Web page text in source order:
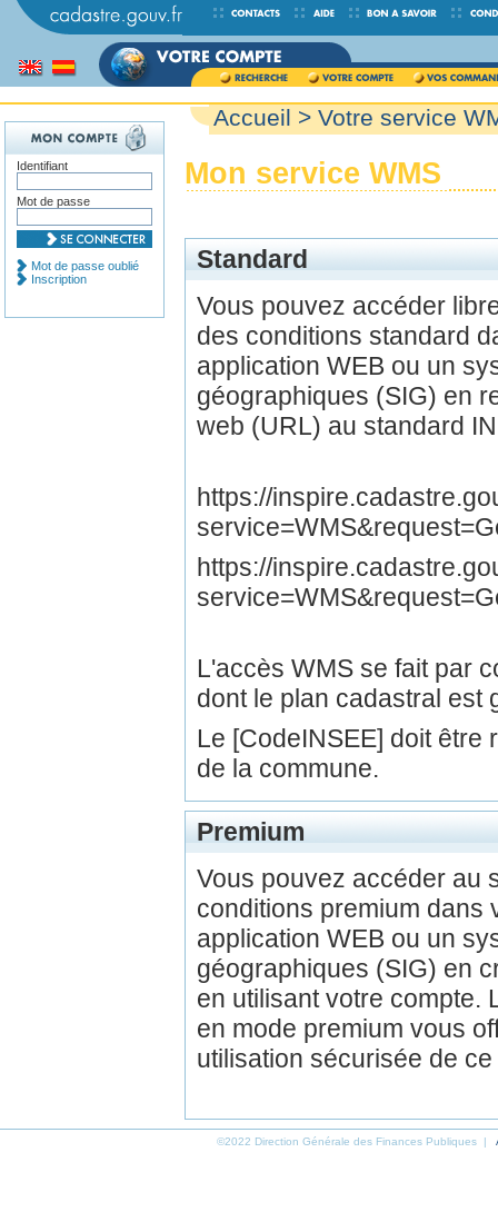
Accueil > Votre service
Mon service WMS
Standard
Vous pouvez accéder
des conditions standard
application WEB ou un
géographiques (SIG) en
web (URL) au standard
https://
https://
L'accès WMS se fait par
dont le plan cadastral est
Le [CodeINSEE] doit être
de la commune.
Premium
Vous pouvez accéder au
conditions premium dans
application WEB ou un
géographiques (SIG) en
en utilisant votre compte.
en mode premium vous
utilisation sécurisée de
Identifiant
Mot de passe
Mot de passe oublié
Inscription
©2022 Direction Générale des Finances Publiques |